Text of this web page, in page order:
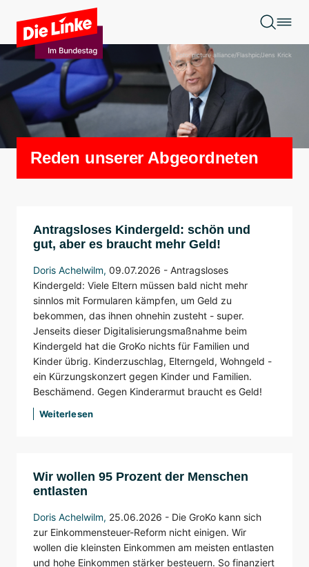
Zum Hauptinhalt springen
Foto: picture alliance/Flashpic/Jens Krick
Reden unserer Abgeordneten
Antragsloses Kindergeld: schön und
gut, aber es braucht mehr Geld!
Doris Achelwilm, 09.07.2026 - Antragsloses
Kindergeld: Viele Eltern müssen bald nicht mehr
sinnlos mit Formularen kämpfen, um Geld zu
bekommen, das ihnen ohnehin zusteht - super.
Jenseits dieser Digitalisierungsmaßnahme beim
Kindergeld hat die GroKo nichts für Familien und
Kinder übrig. Kinderzuschlag, Elterngeld, Wohngeld -
ein Kürzungskonzert gegen Kinder und Familien.
Beschämend. Gegen Kinderarmut braucht es Geld!
Weiterlesen
Wir wollen 95 Prozent der Menschen
entlasten
Doris Achelwilm, 25.06.2026 - Die GroKo kann sich
zur Einkommensteuer-Reform nicht einigen. Wir
wollen die kleinsten Einkommen am meisten entlasten
und hohe Einkommen stärker besteuern. So finanziert